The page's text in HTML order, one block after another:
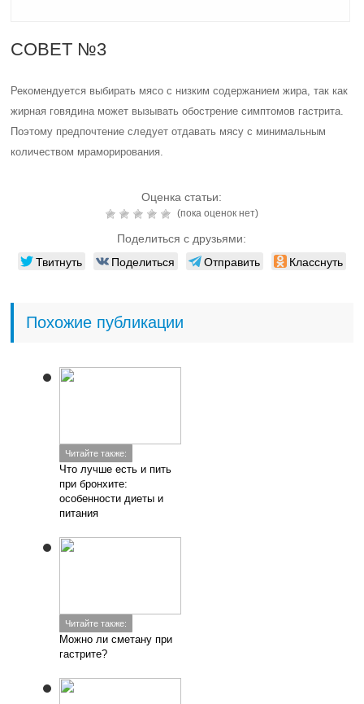
СОВЕТ №3
Рекомендуется выбирать мясо с низким содержанием жира, так как
жирная говядина может вызывать обострение симптомов гастрита.
Поэтому предпочтение следует отдавать мясу с минимальным
количеством мраморирования.
Оценка статьи:
(пока оценок нет)
Поделиться с друзьями:
Твитнуть Поделиться Отправить Класснуть
Похожие публикации
Читайте также:
Что лучше есть и пить
при бронхите:
особенности диеты и
питания
Читайте также:
Можно ли сметану при
гастрите?